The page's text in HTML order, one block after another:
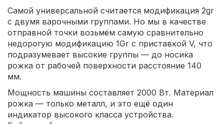
Самой универсальной считается модификация 2gr
с двумя варочными группами. Но мы в качестве
отправной точки возьмём самую сравнительно
недорогую модификацию 1Gr с приставкой V, что
подразумевает высокие группы — до носика
рожка от рабочей поверхности расстояние 140
мм.
Мощность машины составляет 2000 Вт. Материал
рожка — только металл, и это ещё один
индикатор высокого класса устройства.